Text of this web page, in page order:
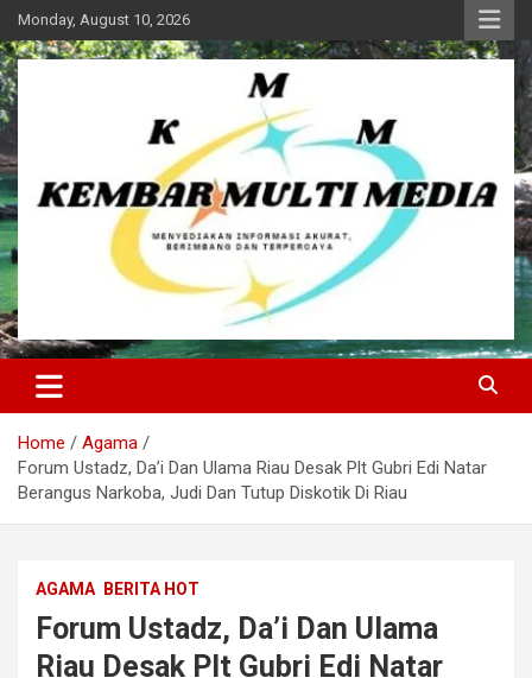
Skip
to
content
Monday, August 10, 2026
Kembar Multi Media
Home
Agama
Forum Ustadz, Da’i Dan Ulama Riau Desak Plt Gubri Edi Natar
Berangus Narkoba, Judi Dan Tutup Diskotik Di Riau
AGAMA BERITA HOT
Forum Ustadz, Da’i Dan Ulama
Riau Desak Plt Gubri Edi Natar